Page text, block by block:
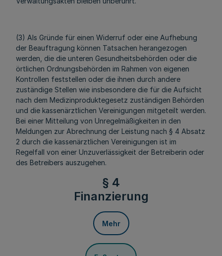
(3) Als Gründe für einen Widerruf oder eine Aufhebung
der Beauftragung können Tatsachen herangezogen
werden, die die unteren Gesundheitsbehörden oder die
örtlichen Ordnungsbehörden im Rahmen von eigenen
Kontrollen feststellen oder die ihnen durch andere
zuständige Stellen wie insbesondere die für die Aufsicht
nach dem Medizinproduktegesetz zuständigen Behörden
und die kassenärztlichen Vereinigungen mitgeteilt werden.
Bei einer Mitteilung von Unregelmäßigkeiten in den
Meldungen zur Abrechnung der Leistung nach § 4 Absatz
2 durch die kassenärztlichen Vereinigungen ist im
Regelfall von einer Unzuverlässigkeit der Betreiberin oder
des Betreibers auszugehen.
§ 4
Finanzierung
Mehr